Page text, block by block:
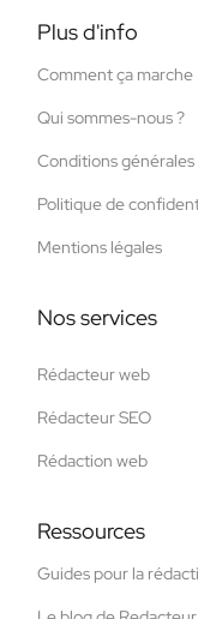
Plus d'info
Comment ça marche
Qui sommes-nous ?
Conditions
Politique de
Mentions légales
Nos services
Rédacteur web
Rédacteur SEO
Rédaction web
Ressources
Guides pour la